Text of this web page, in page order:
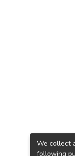
We collect
following